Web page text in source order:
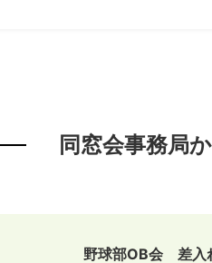
同窓会事務局
野球部OB会 差入